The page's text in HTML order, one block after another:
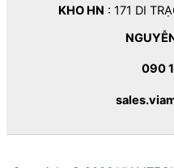
KHO HN : 171 DI
090